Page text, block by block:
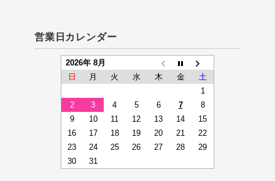
営業日カレンダー
2026年 8月
日
月 火 水 木 金
土
1
2
3 4 5 6 7
8
9
10 11 12 13 14
15
16
17 18 19 20 21
22
23
24 25 26 27 28
29
30
31